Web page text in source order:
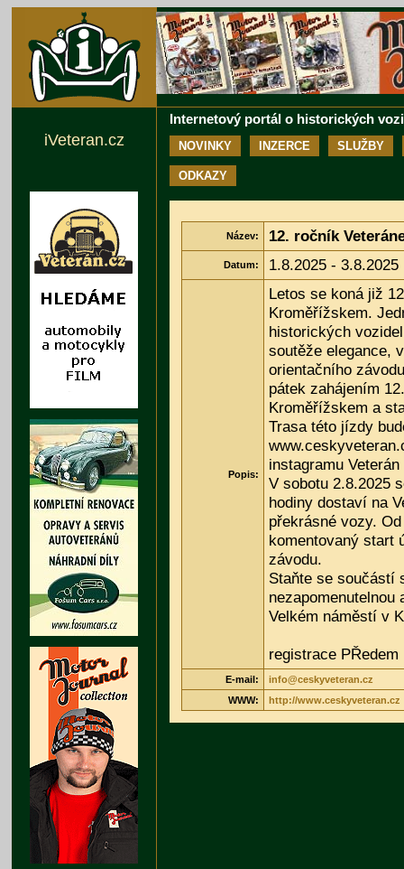
Internetový portál o historických
NOVINKY INZERCE SLUŽBY
ODKAZY
Název: 12. ročník
Datum: 1.8.2025 - 3.8.2025
Popis:
Letos se koná již
Kroměřížskem.
historických
soutěže elegance,
orientačního
pátek zahájením
Kroměřížskem a
Trasa této jízdy
instagramu
V sobotu 2.8.2025
hodiny dostaví na
překrásné vozy.
komentovaný start
závodu.
Staňte se součástí
nezapomenutelnou
Velkém náměstí v
registrace PŘedem
E-mail:
info@ceskyveteran.cz
WWW:
http://www.ceskyveteran.cz
iVeteran.cz